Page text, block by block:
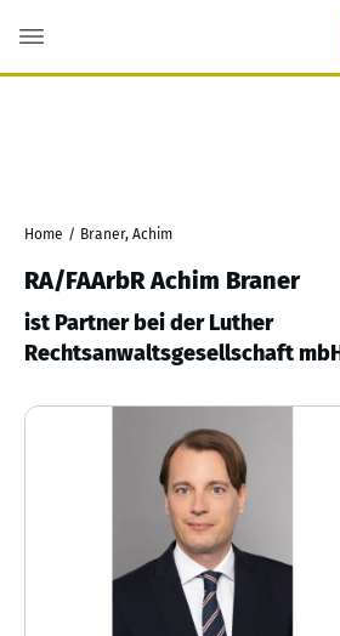
Home / Braner, Achim
RA/FAArbR Achim Braner
ist Partner bei der Luther
Rechtsanwaltsgesellschaft